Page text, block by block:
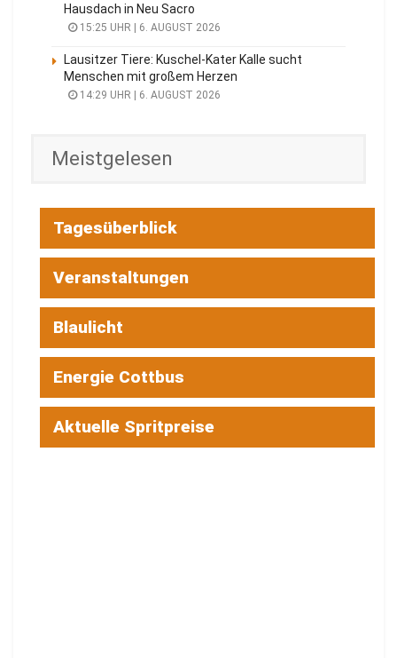
Hausdach in Neu Sacro
15:25 UHR | 6. AUGUST 2026
Lausitzer Tiere: Kuschel-Kater Kalle sucht
Menschen mit großem Herzen
14:29 UHR | 6. AUGUST 2026
Meistgelesen
Tagesüberblick
Veranstaltungen
Blaulicht
Energie Cottbus
Aktuelle Spritpreise